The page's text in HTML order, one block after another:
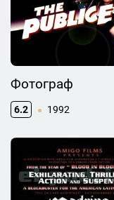
Фотограф
6.2 1992